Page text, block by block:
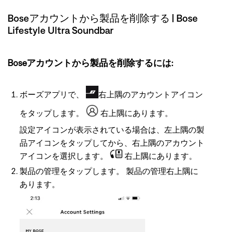
Boseアカウントから製品を削除する | Bose
Lifestyle Ultra Soundbar
Boseアカウントから製品を削除するには:
ボーズアプリで、 右上隅のアカウントアイコン
をタップします。
右上隅にあります。
設定アイコンが表示されている場合は、左上隅の製
品アイコンをタップしてから、右上隅のアカウント
アイコンを選択します。
右上隅にあります。
製品の管理をタップします。 製品の管理右上隅に
あります。